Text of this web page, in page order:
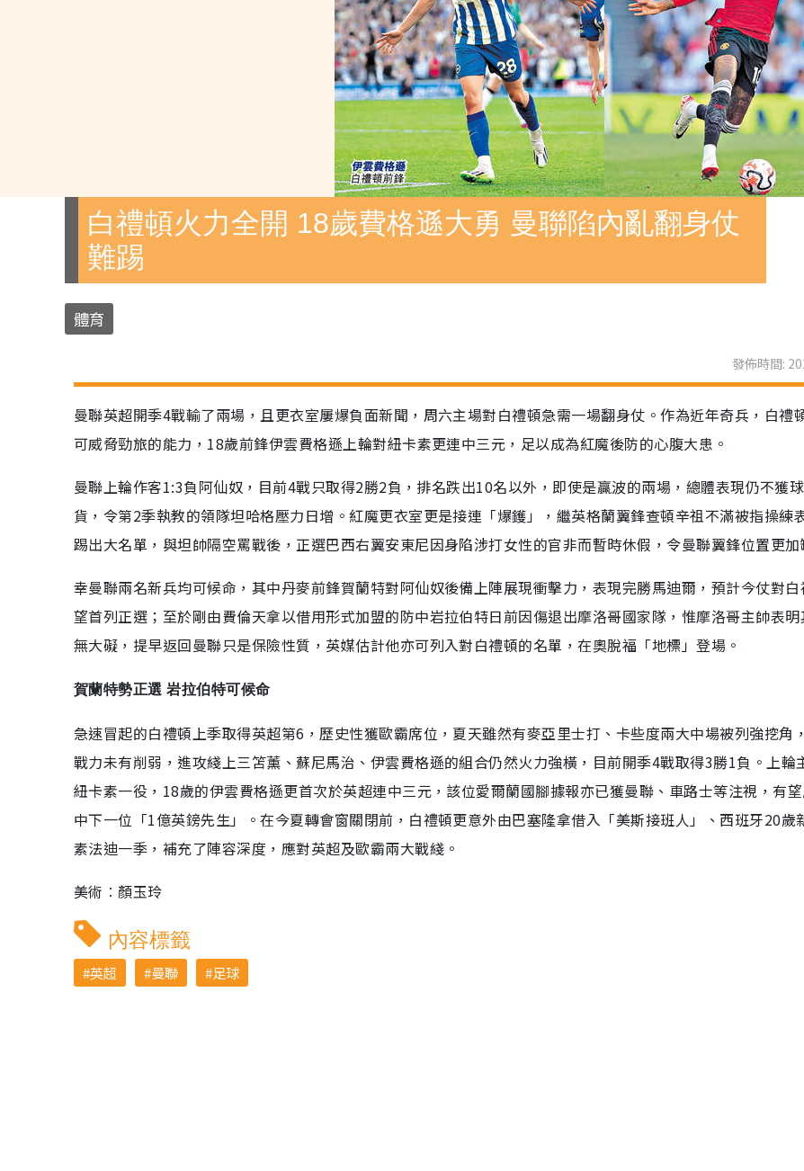
白禮頓火力全開 18歲費格遜大勇 曼聯陷內亂翻身仗
難踢
體育
發佈時間:
曼聯英超開季4戰輸了兩場，且更衣室屢爆負面新聞，周六主場對白禮頓急需一場翻身仗。作為近年奇兵，白禮
可威脅勁旅的能力，18歲前鋒伊雲費格遜上輪對紐卡素更連中三元，足以成為紅魔後防的心腹大患。
曼聯上輪作客1:3負阿仙奴，目前4戰只取得2勝2負，排名跌出10名以外，即使是贏波的兩場，總體表現仍不獲
貨，令第2季執教的領隊坦哈格壓力日增。紅魔更衣室更是接連「爆鑊」，繼英格蘭翼鋒查頓辛祖不滿被指操練
踢出大名單，與坦帥隔空罵戰後，正選巴西右翼安東尼因身陷涉打女性的官非而暫時休假，令曼聯翼鋒位置更加
幸曼聯兩名新兵均可候命，其中丹麥前鋒賀蘭特對阿仙奴後備上陣展現衝擊力，表現完勝馬迪爾，預計今仗對白
望首列正選；至於剛由費倫天拿以借用形式加盟的防中岩拉伯特日前因傷退出摩洛哥國家隊，惟摩洛哥主帥表明
無大礙，提早返回曼聯只是保險性質，英媒估計他亦可列入對白禮頓的名單，在奧脫福「地標」登場。
賀蘭特勢正選 岩拉伯特可候命
急速冒起的白禮頓上季取得英超第6，歷史性獲歐霸席位，夏天雖然有麥亞里士打、卡些度兩大中場被列強挖角
戰力未有削弱，進攻綫上三笘薰、蘇尼馬治、伊雲費格遜的組合仍然火力強橫，目前開季4戰取得3勝1負。上輪
紐卡素一役，18歲的伊雲費格遜更首次於英超連中三元，該位愛爾蘭國腳據報亦已獲曼聯、車路士等注視，有
中下一位「1億英鎊先生」。在今夏轉會窗關閉前，白禮頓更意外由巴塞隆拿借入「美斯接班人」、西班牙20歲
素法迪一季，補充了陣容深度，應對英超及歐霸兩大戰綫。
美術︰顏玉玲
內容標籤
英超 曼聯 足球